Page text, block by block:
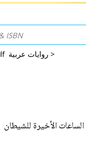
Arabic Fiction: Iraq-Jordan-Palestine-Ar.Gulf روايات عربية >